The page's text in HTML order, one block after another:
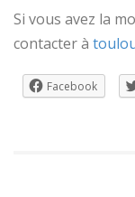
Si vous avez la
contacter à
Facebook